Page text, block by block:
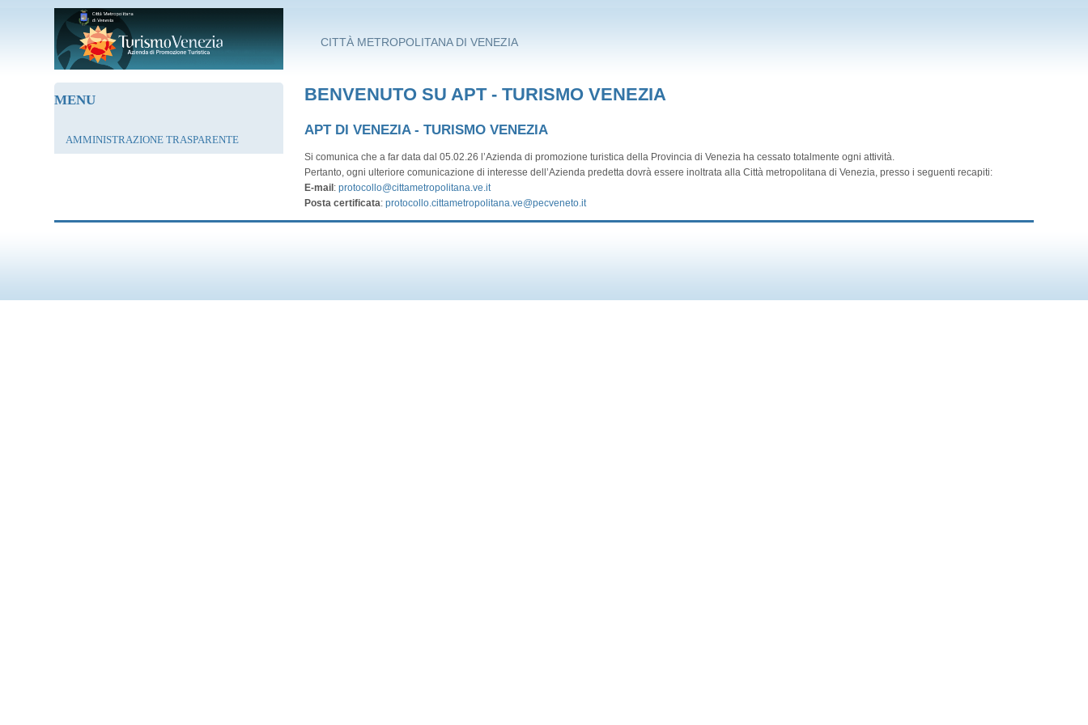
Salta al contenuto principale
CITTÀ METROPOLITANA DI VENEZIA
MENU
AMMINISTRAZIONE TRASPARENTE
BENVENUTO SU APT - TURISMO VENEZIA
APT DI VENEZIA - TURISMO VENEZIA
Si comunica che a far data dal 05.02.26 l’Azienda di promozione turistica della Provincia di Venezia ha cessato totalmente ogni attività.
Pertanto, ogni ulteriore comunicazione di interesse dell’Azienda predetta dovrà essere inoltrata alla Città metropolitana di Venezia, presso i seguenti recapiti:
E-mail:protocollo@cittametropolitana.ve.it
Posta certificata:protocollo.cittametropolitana.ve@pecveneto.it